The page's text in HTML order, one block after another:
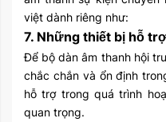
việt dành riêng như:
7. Những thiết bị hỗ trợ
Để bộ dàn âm thanh hội
chắc chắn và ổn định
hỗ trợ trong quá trình
quan trọng.